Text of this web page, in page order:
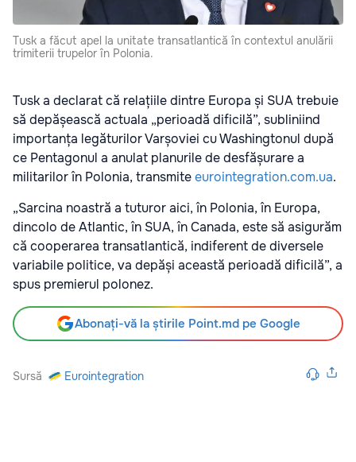
Tusk a făcut apel la unitate transatlantică în contextul anulării
trimiterii trupelor în Polonia.
Tusk a declarat că relațiile dintre Europa și SUA trebuie
să depășească actuala „perioadă dificilă”, subliniind
importanța legăturilor Varșoviei cu Washingtonul după
ce Pentagonul a anulat planurile de desfășurare a
militarilor în Polonia, transmiteeurointegration.com.ua.
„Sarcina noastră a tuturor aici, în Polonia, în Europa,
dincolo de Atlantic, în SUA, în Canada, este să asigurăm
că cooperarea transatlantică, indiferent de diversele
variabile politice, va depăși această perioadă dificilă”, a
spus premierul polonez.
Abonați-vă la știrile Point.md pe Google
Sursă Eurointegration